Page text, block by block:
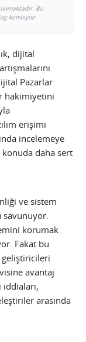
Bu
komisyon
dijital
Pazarlar
hakimiyetini
erişimi
incelemeye
konuda daha sert
ve sistem
savunuyor.
korumak
Fakat bu
geliştiricileri
avantaj
arasında